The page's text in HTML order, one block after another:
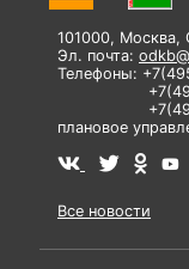
101000, Москва,
Эл. почта:
Телефоны:
+7(495)
плановое
Все новости